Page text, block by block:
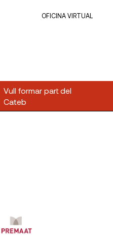
OFICINA VIRTUAL
Vull formar part del
Cateb